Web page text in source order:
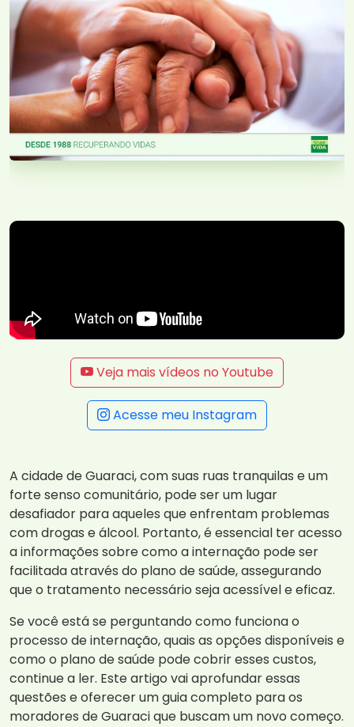
Veja mais vídeos no Youtube
Acesse meu Instagram
A cidade de Guaraci, com suas ruas tranquilas e um
forte senso comunitário, pode ser um lugar
desafiador para aqueles que enfrentam problemas
com drogas e álcool. Portanto, é essencial ter acesso
a informações sobre como a internação pode ser
facilitada através do plano de saúde, assegurando
que o tratamento necessário seja acessível e eficaz.
Se você está se perguntando como funciona o
processo de internação, quais as opções disponíveis e
como o plano de saúde pode cobrir esses custos,
continue a ler. Este artigo vai aprofundar essas
questões e oferecer um guia completo para os
moradores de Guaraci que buscam um novo começo.